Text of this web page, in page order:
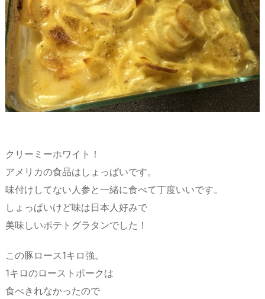
クリーミーホワイト！
アメリカの食品はしょっぱいです。
味付けしてない人参と一緒に食べて丁度いいです。
しょっぱいけど味は日本人好みで
美味しいポテトグラタンでした！
この豚ロース1キロ強。
1キロのローストポークは
食べきれなかったので